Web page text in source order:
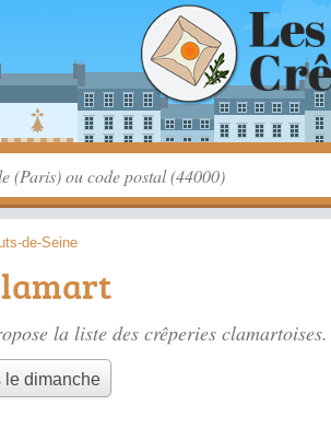
de-Seine
la liste des crêperies clamartoises.
dimanche